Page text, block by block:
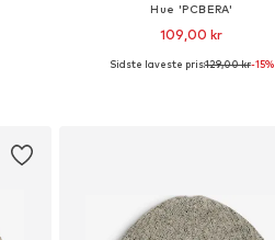
Hue 'PCBERA'
109,00 kr
Tilgængelige størrelser: 55-60
Sidste laveste pris:129,00 kr-15%